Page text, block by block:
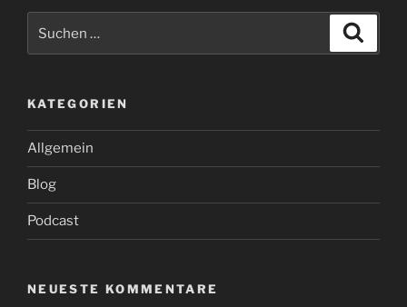
Gesprächskultur
Deutschland“
KATEGORIEN
Allgemein
Blog
Podcast
NEUESTE KOMMENTARE